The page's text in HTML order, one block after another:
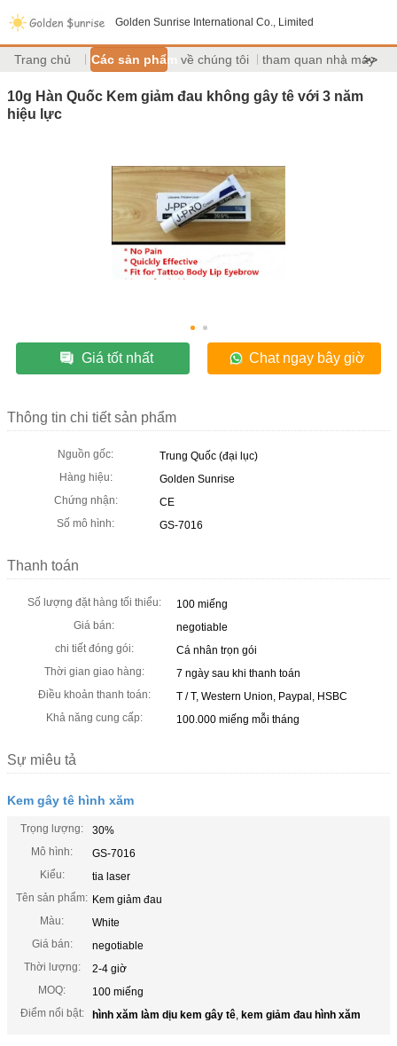
Golden Sunrise International Co., Limited
Trang chủ Các sản phẩm về chúng tôi tham quan nhà máy
>>
10g Hàn Quốc Kem giảm đau không gây tê với 3 năm
hiệu lực
Giá tốt nhất Chat ngay bây giờ
Thông tin chi tiết sản phẩm
Nguồn gốc:
Trung Quốc (đại lục)
Hàng hiệu:
Golden Sunrise
Chứng nhận:
CE
Số mô hình:
GS-7016
Thanh toán
Số lượng đặt hàng tối thiểu:
100 miếng
Giá bán:
negotiable
chi tiết đóng gói:
Cá nhân trọn gói
Thời gian giao hàng:
7 ngày sau khi thanh toán
Điều khoản thanh toán:
T / T, Western Union, Paypal, HSBC
Khả năng cung cấp:
100.000 miếng mỗi tháng
Sự miêu tả
Kem gây tê hình xăm
Trọng lượng:
30%
Mô hình:
GS-7016
Kiểu:
tia laser
Tên sản phẩm: Kem giảm đau
Màu:
White
Giá bán:
negotiable
Thời lượng:
2-4 giờ
MOQ:
100 miếng
Điểm nổi bật:
hình xăm làm dịu kem gây tê, kem giảm đau hình xăm